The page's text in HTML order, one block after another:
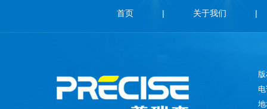
首页 | 关于我们 |